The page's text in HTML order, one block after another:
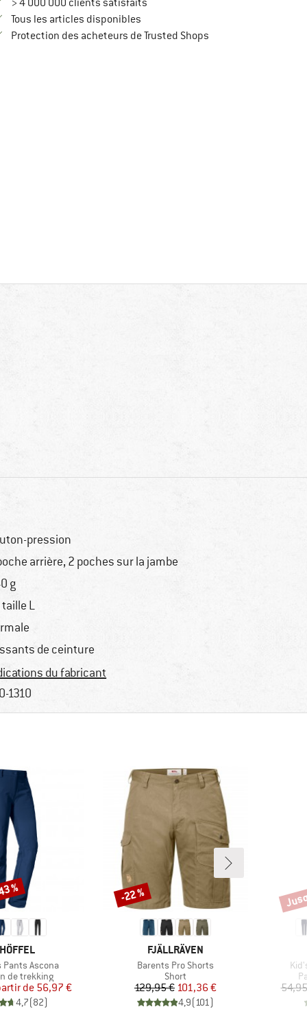
> 4 000 000 clients satisfaits
Tous les articles disponibles
Protection des acheteurs de Trusted ShopsTrouve toutes les
pression
1 poche arrière, 2 poches sur la jambe
g
taille L
de ceinture
du fabricant
1310
Pants Ascona
group
de trekking
Prix
Prix réduit
de 56,97 €
4,7(82)
%
MARQUE
FJÄLLRÄVEN
Article
Barents Pro Shorts
Product group
Short
Prix
129,95 €Prix réduit
101,36 €
4,9(101)
Remise
-22 %